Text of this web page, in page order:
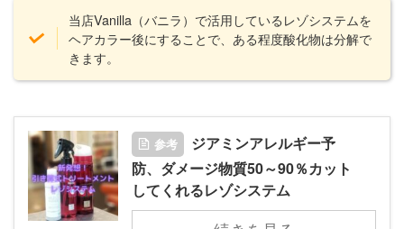
当店Vanilla（バニラ）で活用しているレゾシステムを
ヘアカラー後にすることで、ある程度酸化物は分解で
きます。
参考
ジアミンアレルギー予
防、ダメージ物質50～90％カット
してくれるレゾシステム